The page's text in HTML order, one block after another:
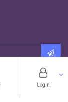
Login